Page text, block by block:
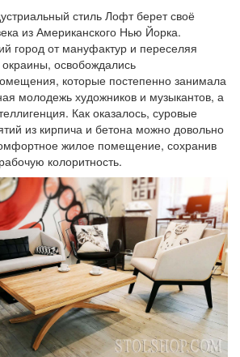
стиль Лофт берет своё
из Американского Нью Йорка.
город от мануфактур и переселяя
освобождались
которые постепенно занимала
молодежь художников и музыкантов, а
Как оказалось, суровые
из кирпича и бетона можно довольно
жилое помещение, сохранив
колоритность.